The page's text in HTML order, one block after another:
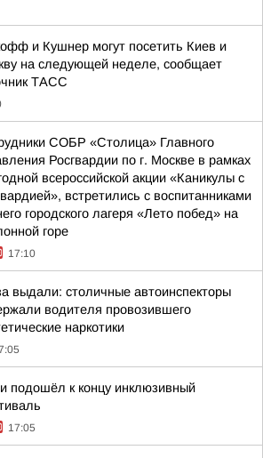
и Кушнер могут посетить Киев и
на следующей неделе, сообщает
ТАСС
СОБР «Столица» Главного
Росгвардии по г. Москве в рамках
всероссийской акции «Каникулы с
встретились с воспитанниками
городского лагеря «Лето побед» на
горе
17:10
выдали: столичные автоинспекторы
водителя провозившего
наркотики
подошёл к концу инклюзивный
17:05